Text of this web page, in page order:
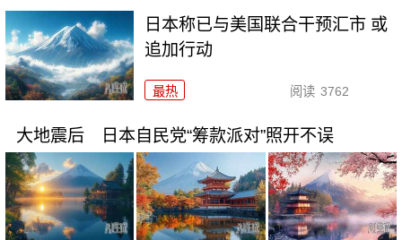
日本称已与美国联合干预汇市 或
追加行动
最热 阅读 3762
大地震后 日本自民党“筹款派对”照开不误